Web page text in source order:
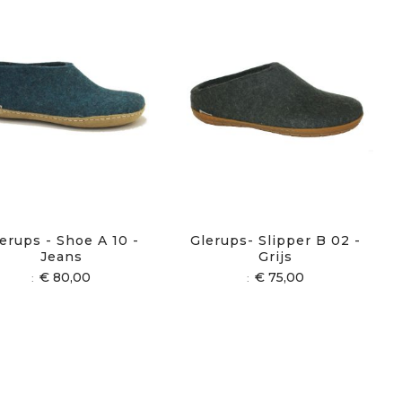
- Shoe A 10 -
Jeans
€ 80,00
Glerups- Slipper B 02 -
Grijs
€ 75,00